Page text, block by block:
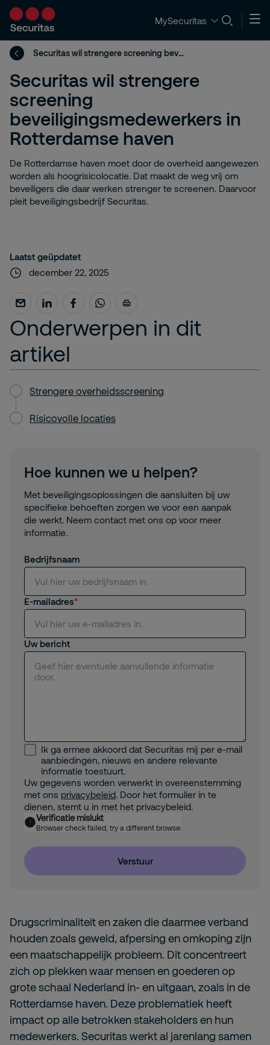
MySecuritas
Securitas wil strengere screening beveiligingsmedewerkers in Rotterdamse haven
Securitas wil strengere
screening
beveiligingsmedewerkers in
Rotterdamse haven
De Rotterdamse haven moet door de overheid aangewezen
worden als hoogrisicolocatie. Dat maakt de weg vrij om
beveiligers die daar werken strenger te screenen. Daarvoor
pleit beveiligingsbedrijf Securitas.
Drugscriminaliteit en zaken die daarmee verband
houden zoals geweld, afpersing en omkoping zijn
een maatschappelijk probleem. Dit concentreert
zich op plekken waar mensen en goederen op
grote schaal Nederland in- en uitgaan, zoals in de
Rotterdamse haven. Deze problematiek heeft
impact op alle betrokken stakeholders en hun
medewerkers. Securitas werkt al jarenlang samen
Laatst geüpdatet
december 22, 2025
Onderwerpen in dit
artikel
Strengere overheidsscreening
Risicovolle locaties
Hoe kunnen we u helpen?
Met beveiligingsoplossingen die aansluiten bij uw
specifieke behoeften zorgen we voor een aanpak
die werkt. Neem contact met ons op voor meer
informatie.
Bedrijfsnaam
E-mailadres
Uw bericht
Ik ga ermee akkoord dat Securitas mij per e-mail
aanbiedingen, nieuws en andere relevante
informatie toestuurt.
Uw gegevens worden verwerkt in overeenstemming
met ons privacybeleid. Door het formulier in te
dienen, stemt u in met het privacybeleid.
Verificatie mislukt
Browser check failed, try a different browser
Verstuur